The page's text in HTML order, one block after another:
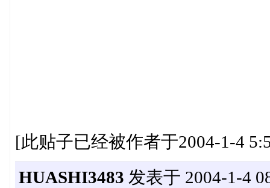
[此贴子已经被作者于2004-1-4
HUASHI3483 发表于 2004-1-4